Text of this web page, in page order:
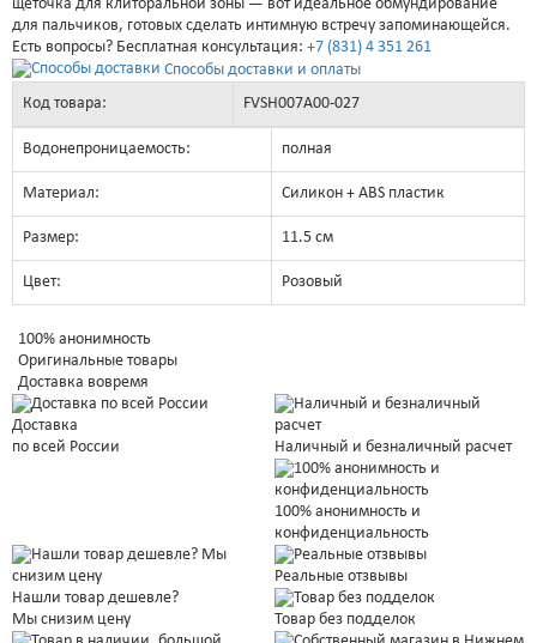
щеточка для клиторальной зоны — вот идеальное обмундирование
для пальчиков, готовых сделать интимную встречу запоминающейся.
Есть вопросы? Бесплатная консультация: +7 (831) 4 351 261
Способы доставки и оплаты
Код товара:
FVSH007A00-027
Водонепроницаемость: полная
Материал: Силикон + ABS пластик
Размер: 11.5 см
Цвет: Розовый
100% анонимность
Оригинальные товары
Доставка вовремя
Доставка
по всей России
Наличный и безналичный расчет
100% анонимность и
конфиденциальность
Нашли товар дешевле?
Мы снизим цену
Реальные отзвывы
Товар без подделок